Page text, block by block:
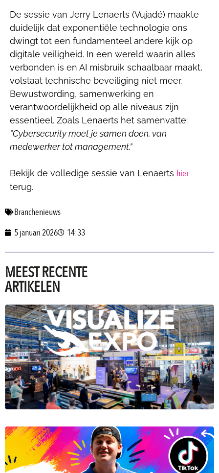
De sessie van Jerry Lenaerts (Vujadé) maakte
duidelijk dat exponentiële technologie ons
dwingt tot een fundamenteel andere kijk op
digitale veiligheid. In een wereld waarin alles
verbonden is en AI misbruik schaalbaar maakt,
volstaat technische beveiliging niet meer.
Bewustwording, samenwerking en
verantwoordelijkheid op alle niveaus zijn
essentieel. Zoals Lenaerts het samenvatte:
“Cybersecurity moet je samen doen, van
medewerker tot management.”
Bekijk de volledige sessie van Lenaerts hier
terug.
Branchenieuws
5 januari 2026
14:33
MEEST RECENTE
ARTIKELEN